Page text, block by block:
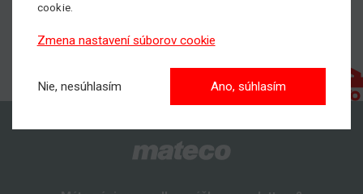
cookie.
Zmena nastavení súborov cookie
Nie, nesúhlasím Ano, súhlasím